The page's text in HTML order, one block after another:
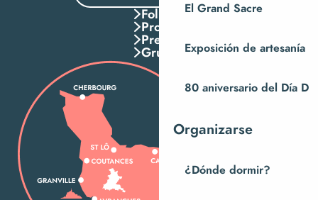
El Grand Sacre
Exposición de artesanía
80 aniversario del Día D
Organizarse
¿Dónde dormir?
Folletos
Pros
Press
Grupos